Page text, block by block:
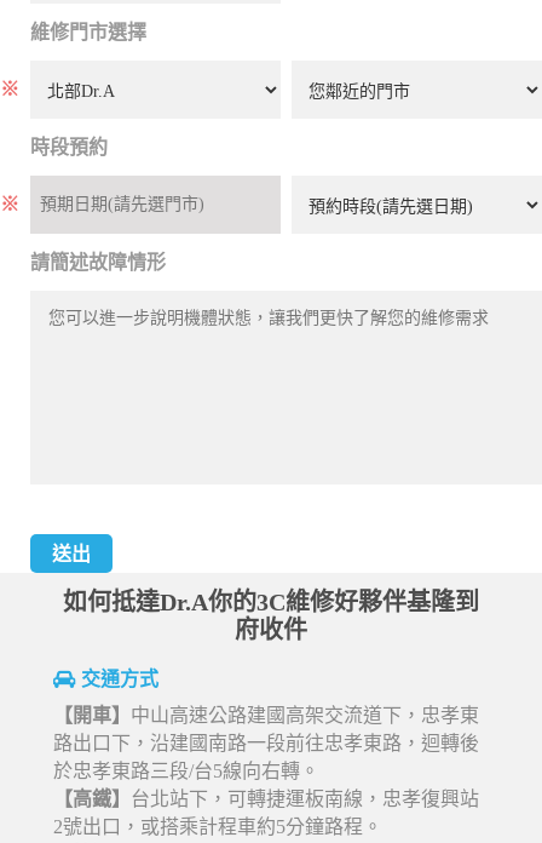
維修門市選擇
※
時段預約
※
請簡述故障情形
如何抵達Dr.A你的3C維修好夥伴基隆到
府收件
交通方式
【開車】 中山高速公路建國高架交流道下，忠孝東
路出口下，沿建國南路一段前往忠孝東路，迴轉後
於忠孝東路三段/台5線向右轉。
【高鐵】 台北站下，可轉捷運板南線，忠孝復興站
2號出口，或搭乘計程車約5分鐘路程。